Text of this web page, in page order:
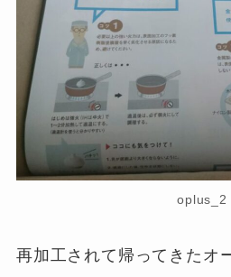
oplus_2
再加工されて帰ってきたオ